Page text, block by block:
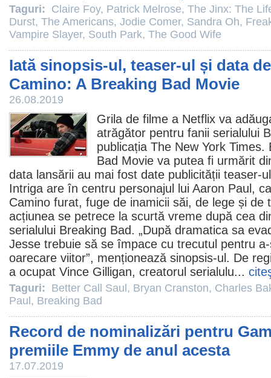
Taguri: Claire Foy, Patrick Melrose, The Jinx: The
Durst, The Americans, Jodie Comer, Sandra Oh,
Vampire Slayer, South Park, The Good Wife
Iată sinopsis-ul, teaser-ul și data
Camino: A Breaking Bad Movie
26.08.2019
Grila de filme a Netflix va
atrăgător pentru fanii serialului
publicația The New York Times.
Bad Movie va putea fi urmărit
data lansării au mai fost date publicității teaser-
Intriga are în centru personajul lui Aaron Paul ,
Camino furat, fuge de inamicii săi, de lege și de
acțiunea se petrece la scurtă vreme după cea
serialului Breaking Bad. „După dramatica sa
Jesse trebuie să se împace cu trecutul pentru
oarecare viitor”, menționează sinopsis-ul. De
a ocupat Vince Gilligan, creatorul serialulu...
Taguri: Better Call Saul , Bryan Cranston, Charles
Paul , Breaking Bad
Record de nominalizări pentru
premiile Emmy de anul acesta
17.07.2019